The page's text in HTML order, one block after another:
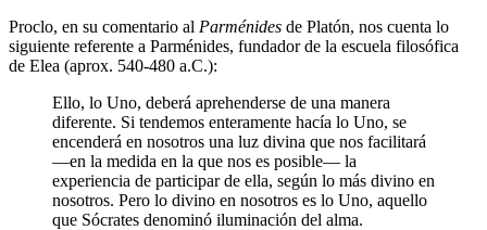
Proclo, en su comentario al Parménides de Platón, nos cuenta lo
siguiente referente a Parménides, fundador de la escuela filosófica
de Elea (aprox. 540-480 a.C.):
Ello, lo Uno, deberá aprehenderse de una manera
diferente. Si tendemos enteramente hacía lo Uno, se
encenderá en nosotros una luz divina que nos facilitará
―en la medida en la que nos es posible― la
experiencia de participar de ella, según lo más divino en
nosotros. Pero lo divino en nosotros es lo Uno, aquello
que Sócrates denominó iluminación del alma.